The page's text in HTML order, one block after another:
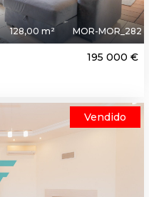
128,00 m² MOR-MOR_282
195 000 €
Vendido